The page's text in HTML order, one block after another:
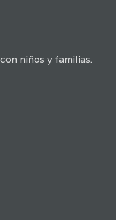
niños y familias.